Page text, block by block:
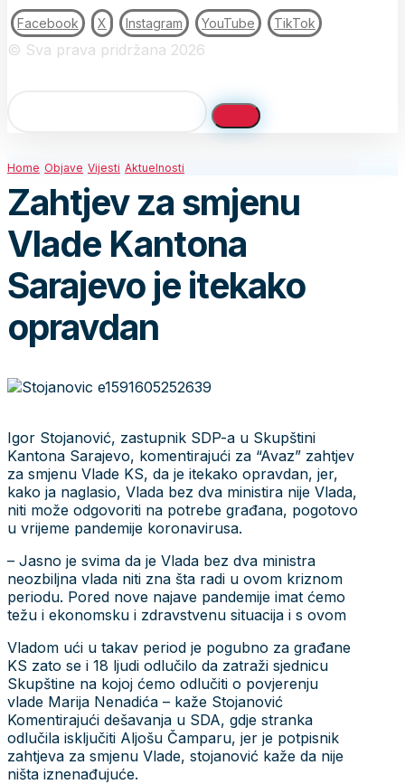
Facebook X Instagram YouTube TikTok
© Sva prava pridržana 2026
Home Objave Vijesti Aktuelnosti
Zahtjev za smjenu
Vlade Kantona
Sarajevo je itekako
opravdan
Igor Stojanović, zastupnik SDP-a u Skupštini
Kantona Sarajevo, komentirajući za “Avaz” zahtjev
za smjenu Vlade KS, da je itekako opravdan, jer,
kako ja naglasio, Vlada bez dva ministira nije Vlada,
niti može odgovoriti na potrebe građana, pogotovo
u vrijeme pandemije koronavirusa.
– Jasno je svima da je Vlada bez dva ministra
neozbiljna vlada niti zna šta radi u ovom kriznom
periodu. Pored nove najave pandemije imat ćemo
težu i ekonomsku i zdravstvenu situacija i s ovom
Vladom ući u takav period je pogubno za građane
KS zato se i 18 ljudi odlučilo da zatraži sjednicu
Skupštine na kojoj ćemo odlučiti o povjerenju
vlade Marija Nenadića – kaže Stojanović
Komentirajući dešavanja u SDA, gdje stranka
odlučila isključiti Aljošu Čamparu, jer je potpisnik
zahtjeva za smjenu Vlade, stojanović kaže da nije
ništa iznenađujuće.